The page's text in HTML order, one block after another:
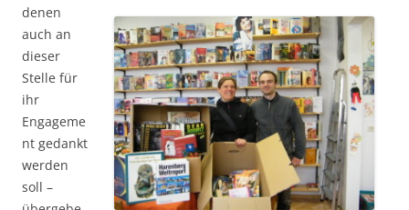
denen
auch an
dieser
Stelle für
ihr
Engageme
nt gedankt
werden
soll –